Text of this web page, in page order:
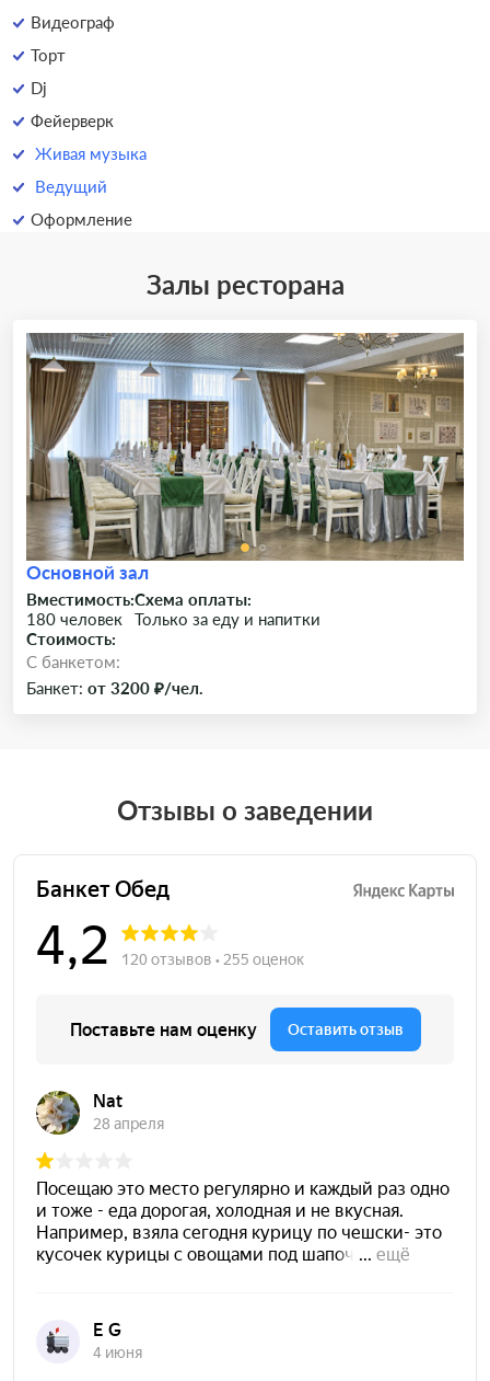
Видеограф
Торт
Dj
Фейерверк
Живая музыка
Ведущий
Оформление
Залы ресторана
Основной зал
Вместимость:
180 человек
Схема оплаты:
Только за еду и напитки
Стоимость:
C банкетом:
Банкет: от 3200 ₽/чел.
Отзывы о заведении